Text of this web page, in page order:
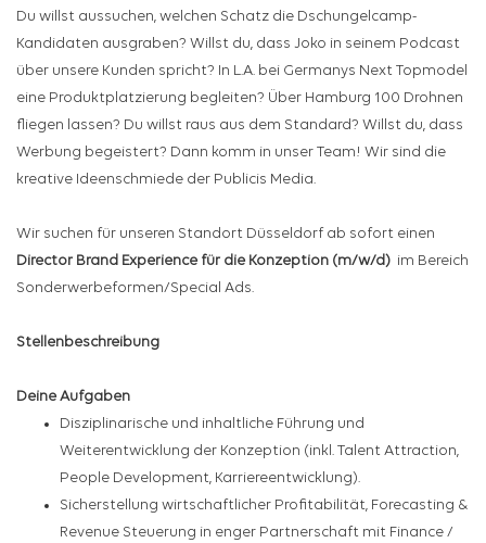
Du willst aussuchen, welchen Schatz die Dschungelcamp-
Kandidaten ausgraben? Willst du, dass Joko in seinem Podcast
über unsere Kunden spricht? In L.A. bei Germanys Next Topmodel
eine Produktplatzierung begleiten? Über Hamburg 100 Drohnen
fliegen lassen? Du willst raus aus dem Standard? Willst du, dass
Werbung begeistert? Dann komm in unser Team! Wir sind die
kreative Ideenschmiede der Publicis Media.
Wir suchen für unseren Standort Düsseldorf ab sofort einen
Director Brand Experience für die Konzeption (m/w/d) im Bereich
Sonderwerbeformen/Special Ads.
Stellenbeschreibung
Deine Aufgaben
Disziplinarische und inhaltliche Führung und
Weiterentwicklung der Konzeption (inkl. Talent Attraction,
People Development, Karriereentwicklung).
Sicherstellung wirtschaftlicher Profitabilität, Forecasting &
Revenue Steuerung in enger Partnerschaft mit Finance /